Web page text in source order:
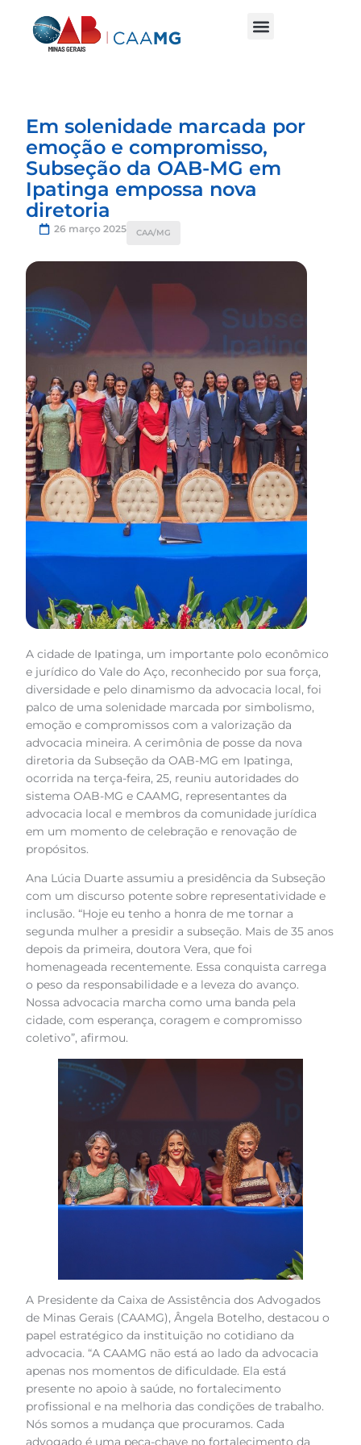
Em solenidade marcada por
emoção e compromisso,
Subseção da OAB-MG em
Ipatinga empossa nova
diretoria
26 março 2025 CAA/MG
A cidade de Ipatinga, um importante polo econômico
e jurídico do Vale do Aço, reconhecido por sua força,
diversidade e pelo dinamismo da advocacia local, foi
palco de uma solenidade marcada por simbolismo,
emoção e compromissos com a valorização da
advocacia mineira. A cerimônia de posse da nova
diretoria da Subseção da OAB-MG em Ipatinga,
ocorrida na terça-feira, 25, reuniu autoridades do
sistema OAB-MG e CAAMG, representantes da
advocacia local e membros da comunidade jurídica
em um momento de celebração e renovação de
propósitos.
Ana Lúcia Duarte assumiu a presidência da Subseção
com um discurso potente sobre representatividade e
inclusão. “Hoje eu tenho a honra de me tornar a
segunda mulher a presidir a subseção. Mais de 35 anos
depois da primeira, doutora Vera, que foi
homenageada recentemente. Essa conquista carrega
o peso da responsabilidade e a leveza do avanço.
Nossa advocacia marcha como uma banda pela
cidade, com esperança, coragem e compromisso
coletivo”, afirmou.
A Presidente da Caixa de Assistência dos Advogados
de Minas Gerais (CAAMG), Ângela Botelho, destacou o
papel estratégico da instituição no cotidiano da
advocacia. “A CAAMG não está ao lado da advocacia
apenas nos momentos de dificuldade. Ela está
presente no apoio à saúde, no fortalecimento
profissional e na melhoria das condições de trabalho.
Nós somos a mudança que procuramos. Cada
advogado é uma peça-chave no fortalecimento da